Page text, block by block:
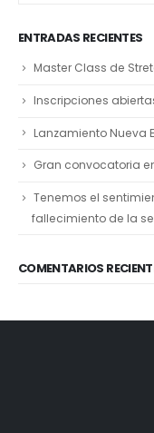
ENTRADAS RECIENTES
Master Class de
Inscripciones
Lanzamiento Nueva
Gran convocatoria
Tenemos el
fallecimiento de la
COMENTARIOS